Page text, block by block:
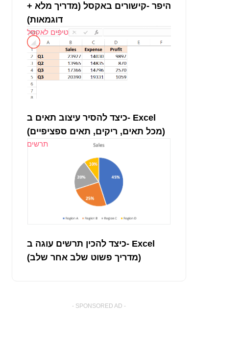
היפר -קישורים באקסל (מדריך מלא +
דוגמאות)
טיפים לאקסל
כיצד להסיר עיצוב תאים ב- Excel
(מכל תאים, ריקים, תאים ספציפיים)
תרשים
כיצד להכין תרשים עוגה ב- Excel
(מדריך פשוט שלב אחר שלב)
- SPONSORED AD -